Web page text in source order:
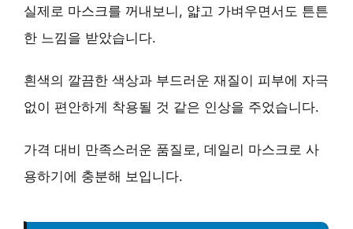
실제로 마스크를 꺼내보니, 얇고 가벼우면서도 튼튼
한 느낌을 받았습니다.
흰색의 깔끔한 색상과 부드러운 재질이 피부에 자극
없이 편안하게 착용될 것 같은 인상을 주었습니다.
가격 대비 만족스러운 품질로, 데일리 마스크로 사
용하기에 충분해 보입니다.